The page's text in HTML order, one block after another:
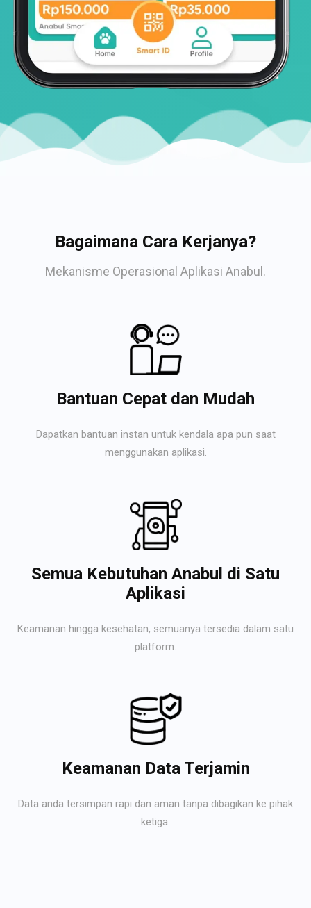
Bagaimana Cara Kerjanya?
Mekanisme Operasional Aplikasi Anabul.
Bantuan Cepat dan Mudah
Dapatkan bantuan instan untuk kendala apa pun saat
menggunakan aplikasi.
Semua Kebutuhan Anabul di Satu
Aplikasi
Keamanan hingga kesehatan, semuanya tersedia dalam satu
platform.
Keamanan Data Terjamin
Data anda tersimpan rapi dan aman tanpa dibagikan ke pihak
ketiga.